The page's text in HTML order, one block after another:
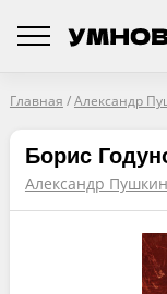
Главная /Александр
Борис
Александр Пушкин